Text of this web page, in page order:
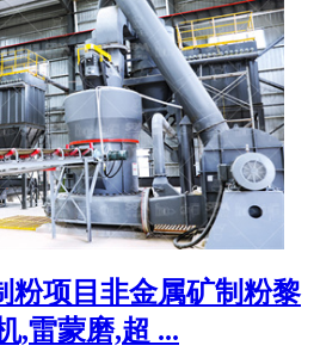
粉项目非金属矿制粉黎
,雷蒙磨,超 ...